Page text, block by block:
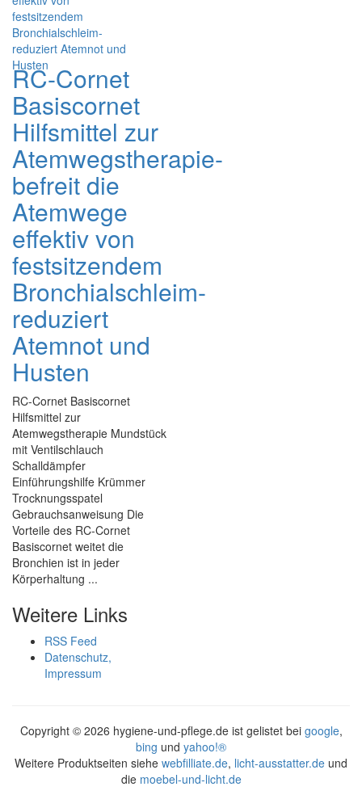
RC-Cornet
Basiscornet
Hilfsmittel zur
Atemwegstherapie-
befreit die
Atemwege
effektiv von
festsitzendem
Bronchialschleim-
reduziert
Atemnot und
Husten
RC-Cornet Basiscornet
Hilfsmittel zur
Atemwegstherapie Mundstück
mit Ventilschlauch
Schalldämpfer
Einführungshilfe Krümmer
Trocknungsspatel
Gebrauchsanweisung Die
Vorteile des RC-Cornet
Basiscornet weitet die
Bronchien ist in jeder
Körperhaltung ...
Weitere Links
RSS Feed
Datenschutz,
Impressum
Copyright © 2026 hygiene-und-pflege.de ist gelistet bei google,
bing und yahoo!®
Weitere Produktseiten siehe webfilliate.de, licht-ausstatter.de und
die moebel-und-licht.de